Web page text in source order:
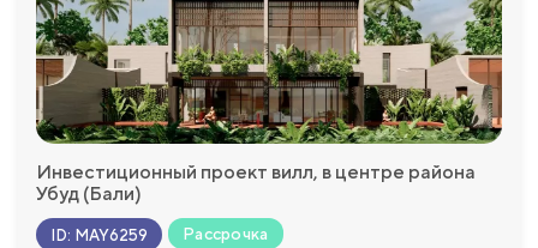
Инвестиционный проект вилл, в центре района
Убуд (Бали)
ID: MAY6259 Рассрочка